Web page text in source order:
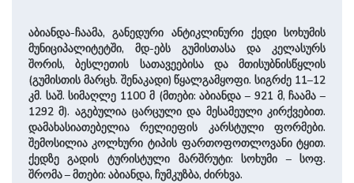
აბიანდა-ჩაამა, განედური ანტიკლინური ქედი სოხუმის
მუნიციპალიტეტში, მდ-ებს გუმისთასა და კელასურს
შორის, ბესლეთის სათავეებისა და მთისუბნისწყლის
(გუმისთის მარცხ. შენაკადი) წყალგამყოფი. სიგრძე 11–12
კმ. საშ. სიმაღლე 1100 მ (მთები: აბიანდა – 921 მ, ჩაამა –
1292 მ). აგებულია ცარცული და მესამეული კირქვებით.
დამახასიათებელია რელიეფის კარსტული ფორმები.
შემოსილია კოლხური ტიპის ფართოფოთლოვანი ტყით.
ქედზე გადის ტურისტული მარშრუტი: სოხუმი – სოფ.
შრომა – მთები: აბიანდა, ჩუმკუზბა, ძირხვა.